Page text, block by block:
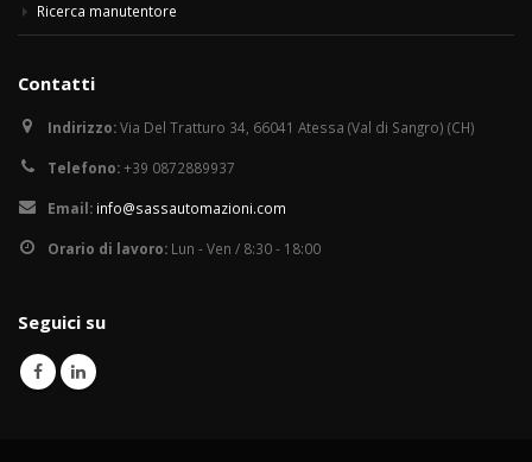
Ricerca manutentore
Contatti
Indirizzo:Via Del Tratturo 34, 66041 Atessa (Val di Sangro) (CH)
Telefono:+39 0872889937
Email: info@sassautomazioni.com
Orario di lavoro: Lun - Ven / 8:30 - 18:00
Seguici su